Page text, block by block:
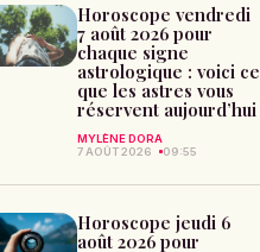
Horoscope vendredi
7 août 2026 pour
chaque signe
astrologique : voici ce
que les astres vous
réservent aujourd’hui
MYLÈNE DORA
7 AOÛT 2026
09:55
Horoscope jeudi 6
août 2026 pour